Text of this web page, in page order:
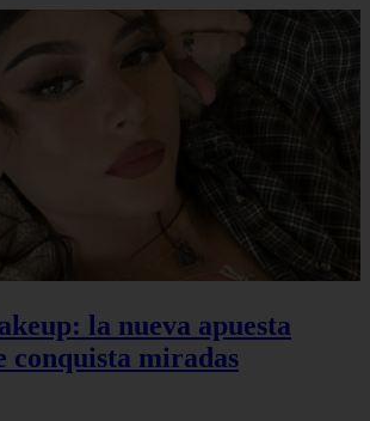
la nueva apuesta
conquista miradas